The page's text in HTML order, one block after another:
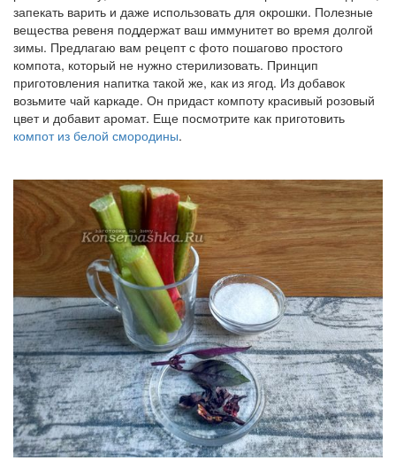
запекать варить и даже использовать для окрошки. Полезные
вещества ревеня поддержат ваш иммунитет во время долгой
зимы. Предлагаю вам рецепт с фото пошагово простого
компота, который не нужно стерилизовать. Принцип
приготовления напитка такой же, как из ягод. Из добавок
возьмите чай каркаде. Он придаст компоту красивый розовый
цвет и добавит аромат. Еще посмотрите как приготовить
компот из белой смородины.